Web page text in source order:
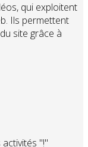
qui exploitent
Ils permettent
site grâce à
"!"